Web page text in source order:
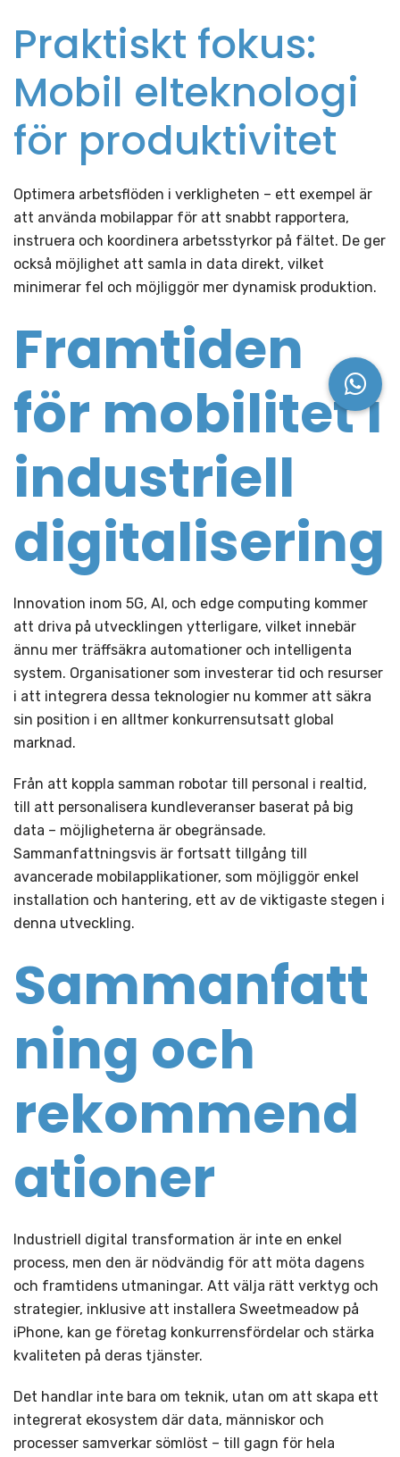
Praktiskt fokus:
Mobil elteknologi
för produktivitet
Optimera arbetsflöden i verkligheten – ett exempel är
att använda mobilappar för att snabbt rapportera,
instruera och koordinera arbetsstyrkor på fältet. De ger
också möjlighet att samla in data direkt, vilket
minimerar fel och möjliggör mer dynamisk produktion.
Framtiden
för mobilitet i
industriell
digitalisering
Innovation inom 5G, AI, och edge computing kommer
att driva på utvecklingen ytterligare, vilket innebär
ännu mer träffsäkra automationer och intelligenta
system. Organisationer som investerar tid och resurser
i att integrera dessa teknologier nu kommer att säkra
sin position i en alltmer konkurrensutsatt global
marknad.
Från att koppla samman robotar till personal i realtid,
till att personalisera kundleveranser baserat på big
data – möjligheterna är obegränsade.
Sammanfattningsvis är fortsatt tillgång till
avancerade mobilapplikationer, som möjliggör enkel
installation och hantering, ett av de viktigaste stegen i
denna utveckling.
Sammanfatt
ning och
rekommend
ationer
Industriell digital transformation är inte en enkel
process, men den är nödvändig för att möta dagens
och framtidens utmaningar. Att välja rätt verktyg och
strategier, inklusive att installera Sweetmeadow på
iPhone, kan ge företag konkurrensfördelar och stärka
kvaliteten på deras tjänster.
Det handlar inte bara om teknik, utan om att skapa ett
integrerat ekosystem där data, människor och
processer samverkar sömlöst – till gagn för hela